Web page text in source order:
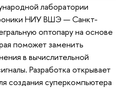
лаборатории
НИУ ВШЭ — Санкт-
оптопару на основе
поможет заменить
в вычислительной
Разработка открывает
создания суперкомпьютера